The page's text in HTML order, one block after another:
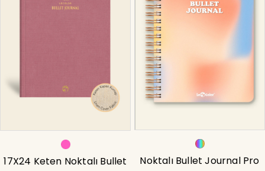
17X24 Keten Noktalı Bullet
Noktalı Bullet Journal Pro